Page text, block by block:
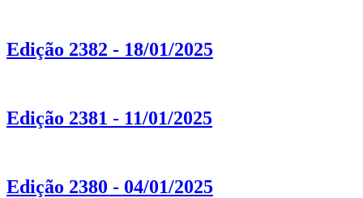
Edição 2382 - 18/01/2025
Edição 2381 - 11/01/2025
Edição 2380 - 04/01/2025